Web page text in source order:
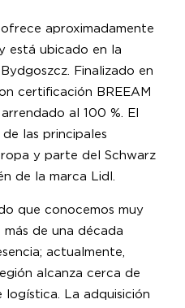
aproximadamente
está ubicado en la
Finalizado en
certificación BREEAM
al 100 %. El
las principales
y parte del Schwarz
de la marca Lidl.
que conocemos muy
de una década
actualmente,
alcanza cerca de
La adquisición